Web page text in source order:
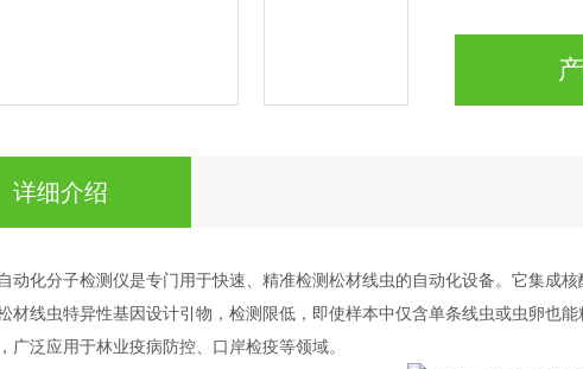
详细介绍
动化分子检测仪是专门用于快速、精准检测松材线虫的自动化设备。它集成
材线虫特异性基因设计引物，检测限低，即使样本中仅含单条线虫或虫卵也
广泛应用于林业疫病防控、口岸检疫等领域。